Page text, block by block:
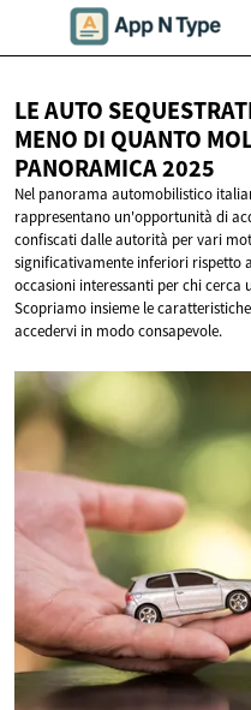
LE AUTO
MENO DI QUANTO
PANORAMICA 2025
Nel panorama automobilistico
rappresentano un'opportunità di
confiscati dalle autorità per vari
significativamente inferiori rispetto
occasioni interessanti per chi
Scopriamo insieme le
accedervi in modo consapevole.